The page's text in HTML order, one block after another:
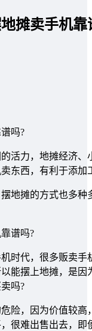
摊卖手机靠
吗?
活力，地摊经济
东西，有利于添
地摊的方式也多
时代，很多贩卖
能摆上地摊，是
吗?
险，因为价值较
很难出售出去，